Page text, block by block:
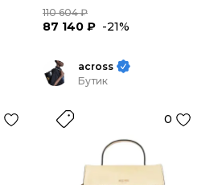
110 604 ₽
87 140 ₽ -21%
across
Бутик
0